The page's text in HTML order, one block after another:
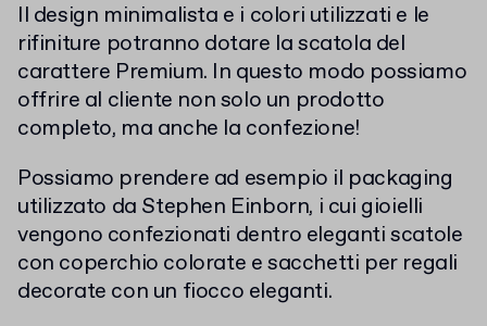
Il design minimalista e i colori utilizzati e le
rifiniture potranno dotare la scatola del
carattere Premium. In questo modo possiamo
offrire al cliente non solo un prodotto
completo, ma anche la confezione!
Possiamo prendere ad esempio il packaging
utilizzato da Stephen Einborn, i cui gioielli
vengono confezionati dentro eleganti scatole
con coperchio colorate e sacchetti per regali
decorate con un fiocco eleganti.